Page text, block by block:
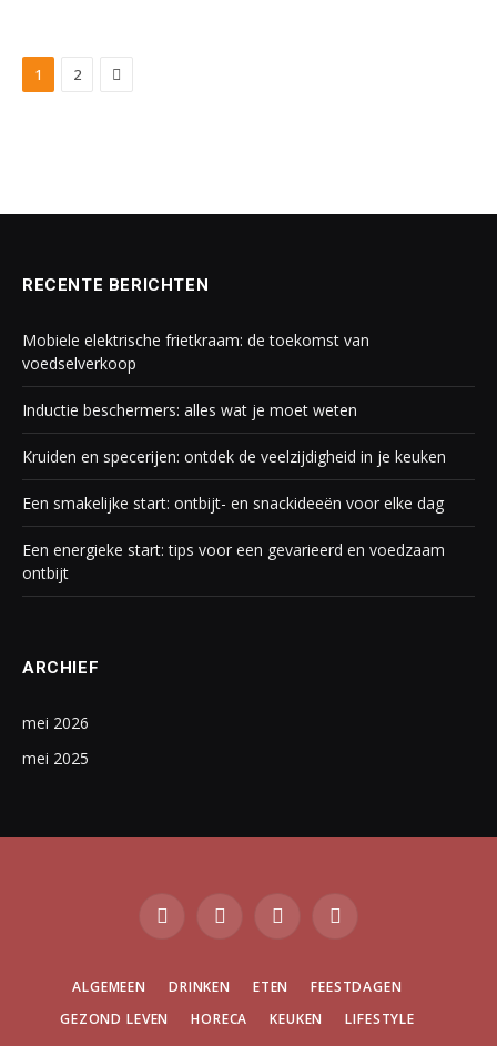
1 2 Next
RECENTE BERICHTEN
Mobiele elektrische frietkraam: de toekomst van
voedselverkoop
Inductie beschermers: alles wat je moet weten
Kruiden en specerijen: ontdek de veelzijdigheid in je keuken
Een smakelijke start: ontbijt- en snackideeën voor elke dag
Een energieke start: tips voor een gevarieerd en voedzaam
ontbijt
ARCHIEF
mei 2026
mei 2025
FacebookTwitter InstagramPinterest
ALGEMEEN DRINKEN ETEN
FEESTDAGEN
GEZOND LEVEN
HORECA KEUKEN
LIFESTYLE